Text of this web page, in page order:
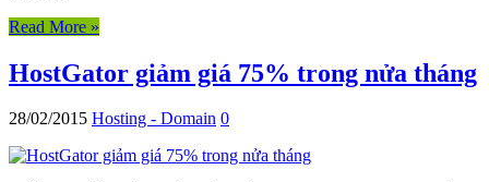
Read More »
HostGator giảm giá 75% trong nửa tháng
28/02/2015 Hosting - Domain 0